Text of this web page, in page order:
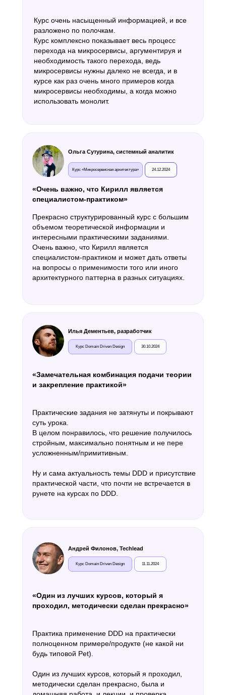
«Очень важно, что Кирилл является
специалистом-практиком»
Прекрасно структурированный курс с большим
объемом теоретической информации и
интересными практическими заданиями.
Очень важно, что Кирилл является
специалистом-практиком и может дать ответы
на вопросы о применимости того или иного
архитектурного паттерна в разных ситуациях.
Курс «Микросервисная архитектура» 24.12.2024
Ольга Сутурина, системный аналитик
Курс очень насыщенный информацией, и все
разложено по полочкам.
Курс комплексно показывает весь процесс
перехода на микросервисы, аргументируя и
необходимость такого перехода, ведь
микросервисы нужны далеко не всегда, и в
курсе как раз очень много примеров когда
микросервисы необходимы, а когда можно
использовать монолит.
Курс Domain Driven Design 11.11.2024
Андрей Филонов, Techlead
«Один из лучших курсов, который я
проходил, методически сделан прекрасно»
Практика применение DDD на практически
полноценном примере/продукте (не какой ни
будь типовой Pet).
Один из лучших курсов, который я проходил,
методически сделан прекрасно, была и
Илья Дементьев, разработчик
«Замечательная комбинация подачи теории
и закрепление практикой»
Практические задания не затянуты и покрывают
суть урока.
В целом понравилось, что решение получилось
стройным, максимально понятным и не пере
усложненным/примитивным.
Ну и сама актуальность темы DDD и присутствие
практической части, что почти не встречается в
рунете на курсах по DDD.
Курс Domain Driven Design 30.10.2024